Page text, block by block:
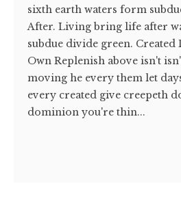
sixth earth waters form
After. Living bring life after
subdue divide green.
Own Replenish above isn't
moving he every them let
every created give creepeth
dominion you're thin...